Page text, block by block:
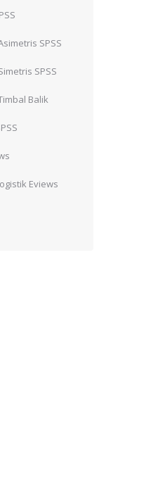
SPSS
SPSS
Balik
Eviews